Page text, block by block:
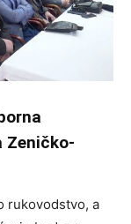
Zeničko-
rukovodstvo, a